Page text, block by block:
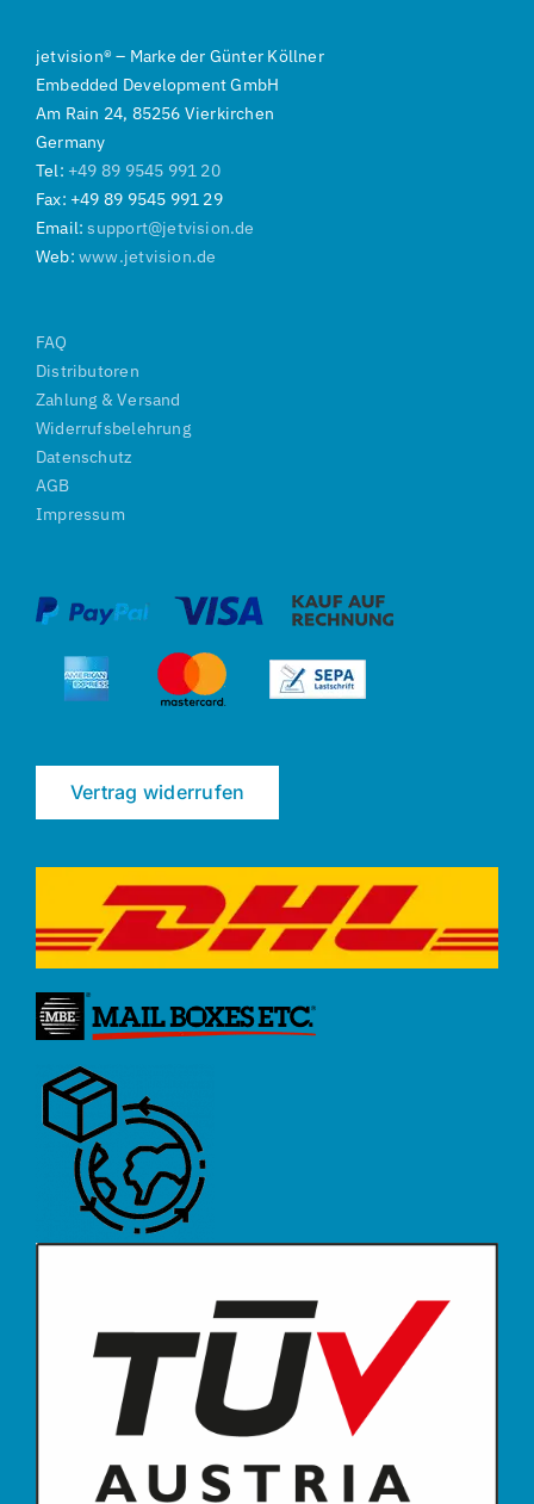
jetvision® – Marke der Günter Köllner
Embedded Development GmbH
Am Rain 24, 85256 Vierkirchen
Germany
Tel: +49 89 9545 991 20
Fax: +49 89 9545 991 29
Email:support@jetvision.de
Web:www.jetvision.de
FAQ
Distributoren
Zahlung & Versand
Widerrufsbelehrung
Datenschutz
AGB
Impressum
Vertrag widerrufen